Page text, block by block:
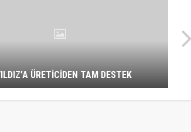
ÜRETİCİDEN TAM DESTEK